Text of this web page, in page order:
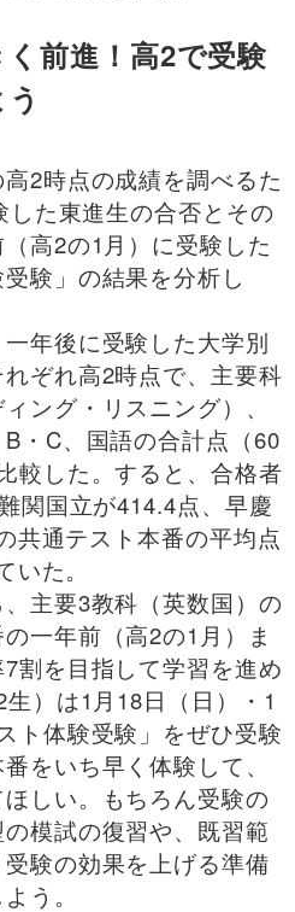
前進！高2で受験
2時点の成績を調べるた
た東進生の合否とその
高2の1月）に受験した
験」の結果を分析し
年後に受験した大学別
ぞれ高2時点で、主要科
ング・リスニング）、
C、国語の合計点（60
較した。すると、合格者
関国立が414.4点、早慶
共通テスト本番の平均点
た。
主要3教科（英数国）の
一年前（高2の1月）ま
割を目指して学習を進め
）は1月18日（日）・1
ト体験受験」をぜひ受験
をいち早く体験して、
しい。もちろん受験の
模試の復習や、既習範
験の効果を上げる準備
う。